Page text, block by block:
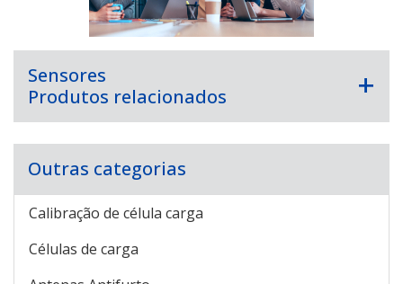
Sensores
Produtos relacionados
Outras categorias
Calibração de célula carga
Células de carga